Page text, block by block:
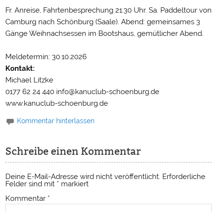
Fr. Anreise, Fahrtenbesprechung 21:30 Uhr. Sa. Paddeltour von
Camburg nach Schönburg (Saale). Abend: gemeinsames 3
Gänge Weihnachsessen im Bootshaus, gemütlicher Abend.
Meldetermin: 30.10.2026
Kontakt:
Michael Litzke
0177 62 24 440 info@kanuclub-schoenburg.de
www.kanuclub-schoenburg.de
Kommentar hinterlassen
Schreibe einen Kommentar
Deine E-Mail-Adresse wird nicht veröffentlicht. Erforderliche
Felder sind mit * markiert
Kommentar *